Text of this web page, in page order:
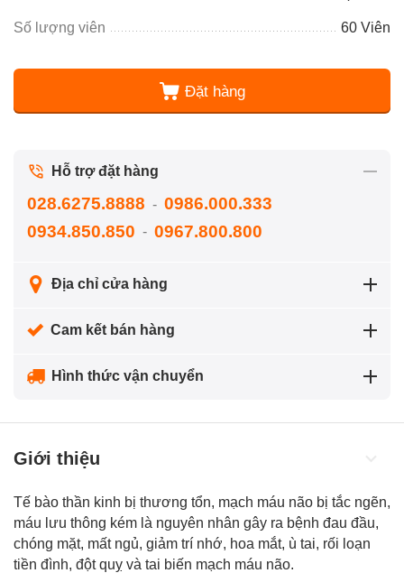
Số lượng viên 60 Viên
Đặt hàng
Hỗ trợ đặt hàng
028.6275.8888 - 0986.000.333
0934.850.850 - 0967.800.800
Địa chỉ cửa hàng
Cam kết bán hàng
Hình thức vận chuyển
Giới thiệu
Tế bào thần kinh bị thương tổn, mạch máu não bị tắc ngẽn,
máu lưu thông kém là nguyên nhân gây ra bệnh đau đầu,
chóng mặt, mất ngủ, giảm trí nhớ, hoa mắt, ù tai, rối loạn
tiền đình, đột quỵ và tai biến mạch máu não.